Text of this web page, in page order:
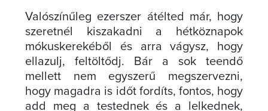
Valószínűleg ezerszer átélted már, hogy
szeretnél kiszakadni a hétköznapok
mókuskerekéből és arra vágysz, hogy
ellazulj, feltöltődj. Bár a sok teendő
mellett nem egyszerű megszervezni,
hogy magadra is időt fordíts, fontos, hogy
add meg a testednek és a lelkednek,